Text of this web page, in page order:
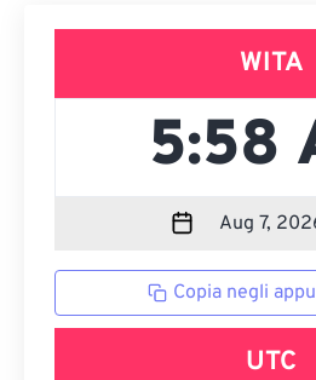
WITA
Copia negli
UTC